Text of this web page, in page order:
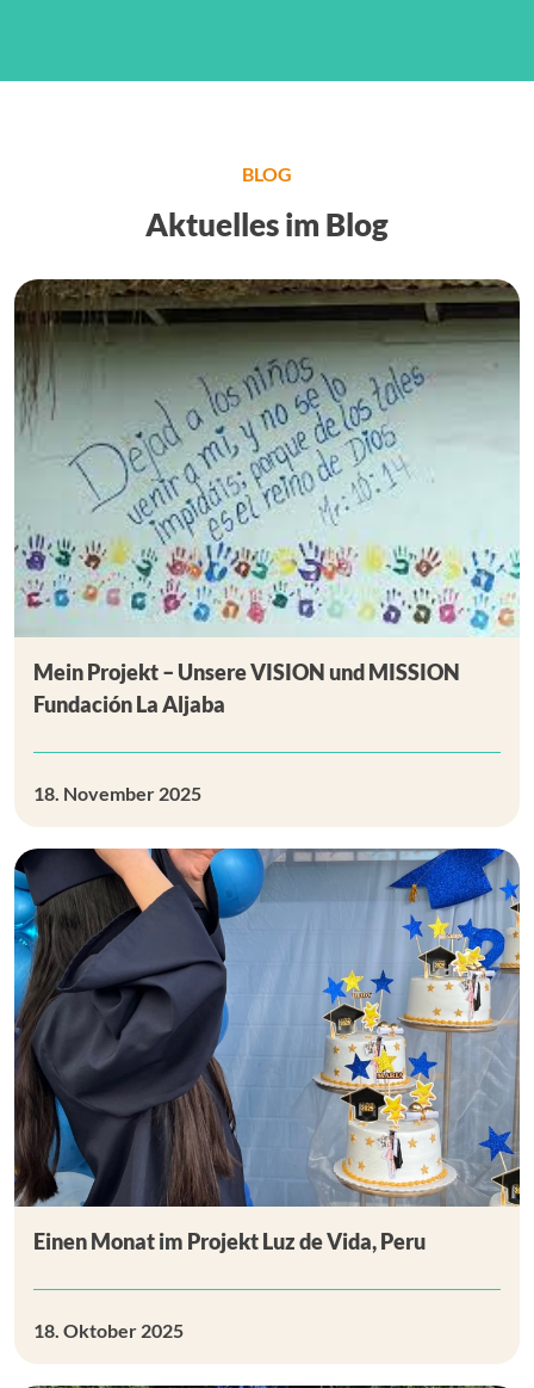
BLOG
Aktuelles im Blog
Mein Projekt – Unsere VISION und MISSION
Fundación La Aljaba
18. November 2025
Einen Monat im Projekt Luz de Vida, Peru
18. Oktober 2025